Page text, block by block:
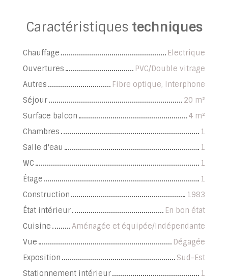
Caractéristiques techniques
Chauffage
Electrique
Ouvertures
PVC/Double vitrage
Autres
Fibre optique, Interphone
Séjour
20 m²
Surface balcon
4 m²
Chambres
1
Salle d'eau
1
WC
1
Étage
1
Construction
1983
État intérieur
En bon état
Cuisine
Aménagée et équipée/Indépendante
Vue
Dégagée
Exposition
Sud-Est
Stationnement intérieur
1